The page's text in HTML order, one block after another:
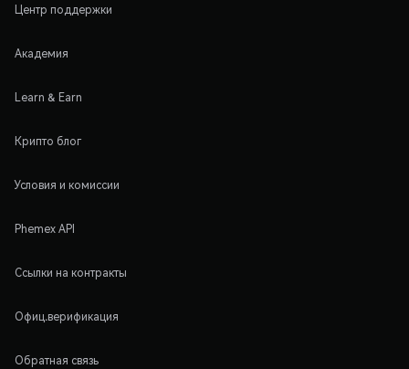
Центр поддержки
Академия
Learn & Earn
Крипто блог
Условия и комиссии
Phemex API
Ссылки на контракты
Офиц.верификация
Обратная связь